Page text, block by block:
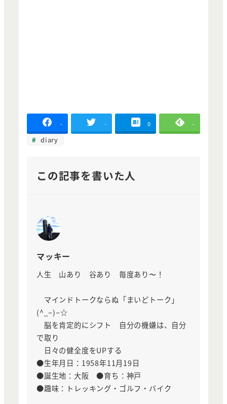
- - 0 -
diary
この記事を書いた人
マッキー
人生 山あり 谷あり 毎度あり〜！
マインドトークならぬ「まいどトーク」
(^_−)−☆
脳を肯定的にシフト 自分の機嫌は、自分
で取り
日々の健全度をUPする
●生年月日：1958年11月19日
●誕生地：大阪 ●育ち：神戸
●趣味：トレッキング・ゴルフ・バイク